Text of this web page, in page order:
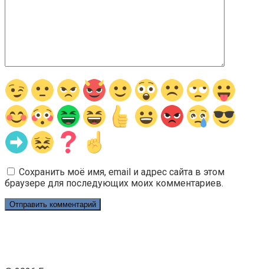
Сохранить моё имя, email и адрес сайта в этом
браузере для последующих моих комментариев.